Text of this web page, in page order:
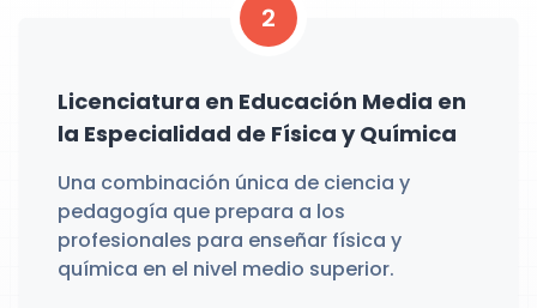
2
Licenciatura en Educación Media en
la Especialidad de Física y Química
Una combinación única de ciencia y
pedagogía que prepara a los
profesionales para enseñar física y
química en el nivel medio superior.